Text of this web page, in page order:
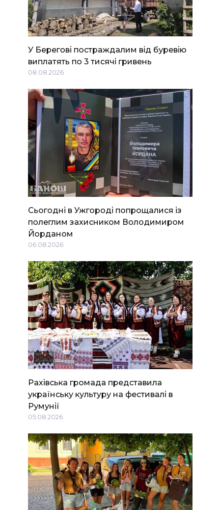
У Берегові постраждалим від буревію
виплатять по 3 тисячі гривень
08.08.2026
Сьогодні в Ужгороді попрощалися із
полеглим захисником Володимиром
Йорданом
06.08.2026
Рахівська громада представила
українську культуру на фестивалі в
Румунії
05.08.2026